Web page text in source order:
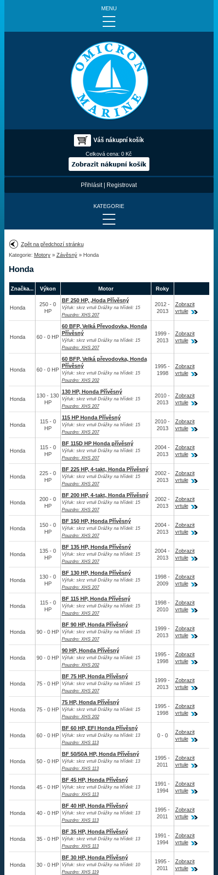
MENU
Váš nákupní košík
Celková cena:0 Kč
Přihlásit| Registrovat
KATEGORIE
Provedení:
Výrobce:
Drážky na hřídeli:
Motory
Závěsný
Mercury
Honda
U.S. Marine
Sea Ray
Chrysler
Nissan
Tohatsu
Johnson
Evinrude
Z-náhon
Redukční pouzdra XHS
Reklamační řád
Úvod
733 327 427
Zpět na předchozí stránku
Kategorie: Motory» Závěsný» Honda
Honda
Značka... Výkon Motor Roky
Honda
250 - 0
HP
BF 250 HP, ,Hoda Přívěsný
Výfuk: skrz vrtuli Drážky na hřídeli: 15
Pouzdro: XHS 207
2012 -
2013
Zobrazit
vrtule
Honda 60 - 0 HP
60 BFP, Velká Převodovka, Honda
Přívěsný
Výfuk: skrz vrtuli Drážky na hřídeli: 15
Pouzdro: XHS 207
1999 -
2013
Zobrazit
vrtule
Honda 60 - 0 HP
60 BFP, Velká převodovka, Honda
Přívěsný
Výfuk: skrz vrtuli Drážky na hřídeli: 15
Pouzdro: XHS 202
1995 -
1998
Zobrazit
vrtule
Honda
130 - 130
HP
130 HP, Honda Přívěsný
Výfuk: skrz vrtuli Drážky na hřídeli: 15
Pouzdro: XHS 207
2010 -
2013
Zobrazit
vrtule
Honda
115 - 0
HP
115 HP Honda Přívěsný
Výfuk: skrz vrtuli Drážky na hřídeli: 15
Pouzdro: XHS 207
2010 -
2013
Zobrazit
vrtule
Honda
115 - 0
HP
BF 115D HP Honda přívěsný
Výfuk: skrz vrtuli Drážky na hřídeli: 15
Pouzdro: XHS 207
2004 -
2013
Zobrazit
vrtule
Honda
225 - 0
HP
BF 225 HP, 4-takt, Honda Přívěsný
Výfuk: skrz vrtuli Drážky na hřídeli: 15
Pouzdro: XHS 207
2002 -
2013
Zobrazit
vrtule
Honda
200 - 0
HP
BF 200 HP, 4-takt, Honda Přívěsný
Výfuk: skrz vrtuli Drážky na hřídeli: 15
Pouzdro: XHS 207
2002 -
2013
Zobrazit
vrtule
Honda
150 - 0
HP
BF 150 HP, Honda Přívěsný
Výfuk: skrz vrtuli Drážky na hřídeli: 15
Pouzdro: XHS 207
2004 -
2013
Zobrazit
vrtule
Honda
135 - 0
HP
BF 135 HP, Honda Přívěsný
Výfuk: skrz vrtuli Drážky na hřídeli: 15
Pouzdro: XHS 207
2004 -
2013
Zobrazit
vrtule
Honda
130 - 0
HP
BF 130 HP, Honda Přívěsný
Výfuk: skrz vrtuli Drážky na hřídeli: 15
Pouzdro: XHS 207
1998 -
2009
Zobrazit
vrtule
Honda
115 - 0
HP
BF 115 HP, Honda Přívěsný
Výfuk: skrz vrtuli Drážky na hřídeli: 15
Pouzdro: XHS 207
1998 -
2010
Zobrazit
vrtule
Honda 90 - 0 HP
BF 90 HP, Honda Přívěsný
Výfuk: skrz vrtuli Drážky na hřídeli: 15
Pouzdro: XHS 207
1999 -
2013
Zobrazit
vrtule
Honda 90 - 0 HP
90 HP, Honda Přívěsný
Výfuk: skrz vrtuli Drážky na hřídeli: 15
Pouzdro: XHS 202
1995 -
1998
Zobrazit
vrtule
Honda 75 - 0 HP
BF 75 HP, Honda Přívěsný
Výfuk: skrz vrtuli Drážky na hřídeli: 15
Pouzdro: XHS 207
1999 -
2013
Zobrazit
vrtule
Honda 75 - 0 HP
75 HP, Honda Přívěsný
Výfuk: skrz vrtuli Drážky na hřídeli: 15
Pouzdro: XHS 202
1995 -
1998
Zobrazit
vrtule
Honda 60 - 0 HP
BF 60 HP, EFI Honda Přívěsný
Výfuk: skrz vrtuli Drážky na hřídeli: 13
Pouzdro: XHS 113
0 - 0
Zobrazit
vrtule
Honda 50 - 0 HP
BF 50/50A HP, Honda Přívěsný
Výfuk: skrz vrtuli Drážky na hřídeli: 13
Pouzdro: XHS 113
1995 -
2011
Zobrazit
vrtule
Honda 45 - 0 HP
BF 45 HP, Honda Přívěsný
Výfuk: skrz vrtuli Drážky na hřídeli: 13
Pouzdro: XHS 113
1991 -
1994
Zobrazit
vrtule
Honda 40 - 0 HP
BF 40 HP, Honda Přívěsný
Výfuk: skrz vrtuli Drážky na hřídeli: 13
Pouzdro: XHS 113
1995 -
2011
Zobrazit
vrtule
Honda 35 - 0 HP
BF 35 HP, Honda Přívěsný
Výfuk: skrz vrtuli Drážky na hřídeli: 13
Pouzdro: XHS 113
1991 -
1994
Zobrazit
vrtule
Honda 30 - 0 HP
BF 30 HP, Honda Přívěsný
Výfuk: skrz vrtuli Drážky na hřídeli: 10
Pouzdro: XHS 119
1995 -
2011
Zobrazit
vrtule